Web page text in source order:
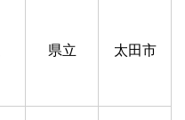
県立 太田市